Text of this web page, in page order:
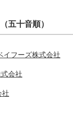
五十音順）
イフーズ株式会社
会社
社